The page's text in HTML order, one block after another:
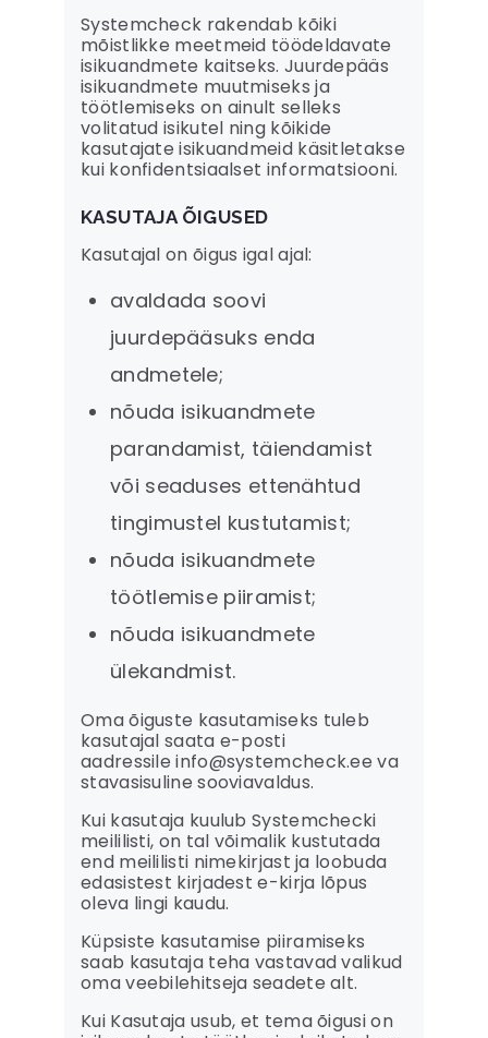
Systemcheck rakendab kõiki
mõistlikke meetmeid töödeldavate
isikuandmete kaitseks. Juurdepääs
isikuandmete muutmiseks ja
töötlemiseks on ainult selleks
volitatud isikutel ning kõikide
kasutajate isikuandmeid käsitletakse
kui konfidentsiaalset informatsiooni.
KASUTAJA ÕIGUSED
Kasutajal on õigus igal ajal:
avaldada soovi
juurdepääsuks enda
andmetele;
nõuda isikuandmete
parandamist, täiendamist
või seaduses ettenähtud
tingimustel kustutamist;
nõuda isikuandmete
töötlemise piiramist;
nõuda isikuandmete
ülekandmist.
Oma õiguste kasutamiseks tuleb
kasutajal saata e-posti
aadressile info@systemcheck.ee va
stavasisuline sooviavaldus.
Kui kasutaja kuulub Systemchecki
meililisti, on tal võimalik kustutada
end meililisti nimekirjast ja loobuda
edasistest kirjadest e-kirja lõpus
oleva lingi kaudu.
Küpsiste kasutamise piiramiseks
saab kasutaja teha vastavad valikud
oma veebilehitseja seadete alt.
Kui Kasutaja usub, et tema õigusi on